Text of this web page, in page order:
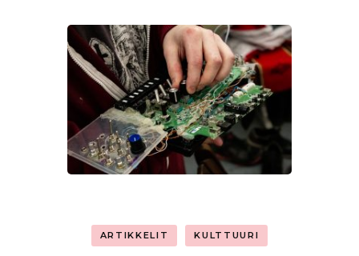
ARTIKKELIT KULTTUURI